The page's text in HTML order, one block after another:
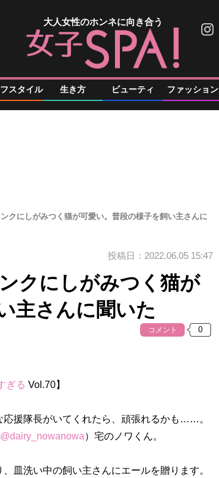
大人女性のホンネに向き合う
スタイル 生き方 ビューティ ファッション
クにしがみつく猫が可愛い。普段の様子を飼い主さんに
投稿日：2022.06.05 15:47
クにしがみつく猫が
主さんに聞いた
コメント
ぎる Vol.70】
援隊長がいてくれたら、頑張れるかも……。
@dairy_nowanowa）宅のノワくん。
皿洗い中の飼い主さんにエールを贈ります。